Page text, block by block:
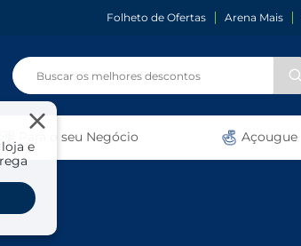
Folheto de Ofertas Arena Mais
e
Para o seu Negócio Açougue